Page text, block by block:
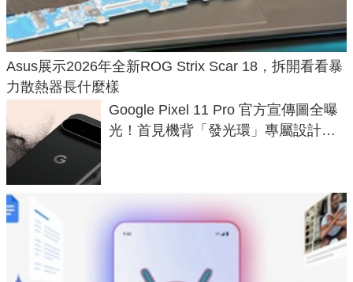
Asus展示2026年全新ROG Strix Scar 18，拆開看看暴
力散熱器長什麼樣
Google Pixel 11 Pro 官方宣傳圖全曝
光！首見機背「發光環」專屬設計、